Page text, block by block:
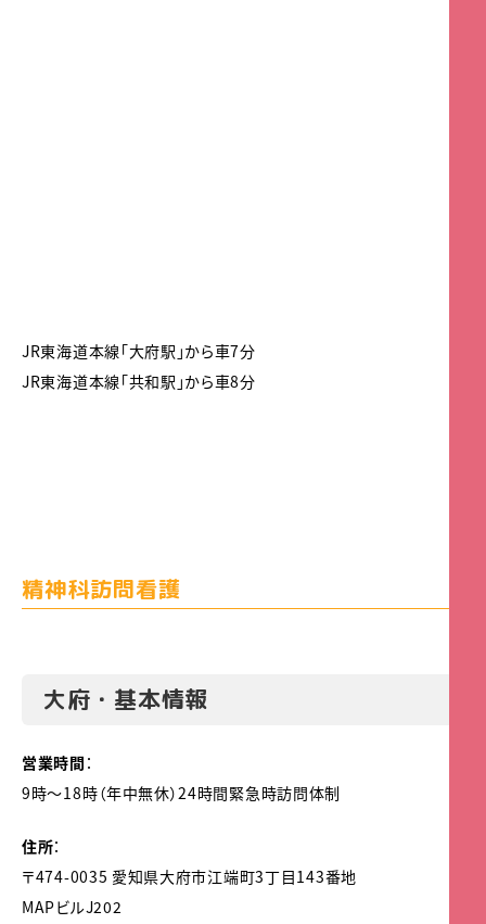
JR東海道本線「大府駅」から車7分
JR東海道本線「共和駅」から車8分
精神科訪問看護
大府・基本情報
営業時間 ：
9時～18時（年中無休）24時間緊急時訪問体制
住所：
〒474-0035 愛知県大府市江端町3丁目143番地
MAPビルJ202